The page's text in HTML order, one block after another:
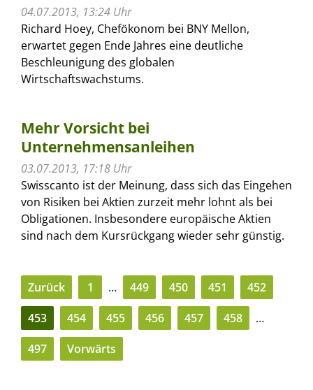
04.07.2013, 13:24 Uhr
Richard Hoey, Chefökonom bei BNY Mellon,
erwartet gegen Ende Jahres eine deutliche
Beschleunigung des globalen
Wirtschaftswachstums.
Mehr Vorsicht bei
Unternehmensanleihen
03.07.2013, 17:18 Uhr
Swisscanto ist der Meinung, dass sich das Eingehen
von Risiken bei Aktien zurzeit mehr lohnt als bei
Obligationen. Insbesondere europäische Aktien
sind nach dem Kursrückgang wieder sehr günstig.
Zurück 1 … 449 450 451
452
453
454 455 456 457 458
…
497
Vorwärts